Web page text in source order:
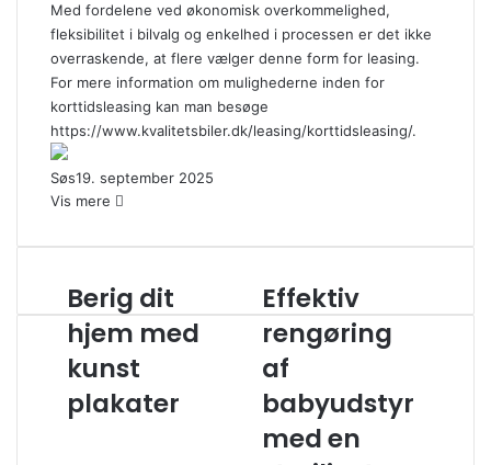
Med fordelene ved økonomisk overkommelighed,
fleksibilitet i bilvalg og enkelhed i processen er det ikke
overraskende, at flere vælger denne form for leasing.
For mere information om mulighederne inden for
korttidsleasing kan man besøge
https://www.kvalitetsbiler.dk/leasing/korttidsleasing/.
Søs19. september 2025
Vis mere
B
e
i
d
Berig dit
hjem med
kunst
plakater
E
f
e
i
v
Effektiv
rengøring
af
babyudstyr
med en